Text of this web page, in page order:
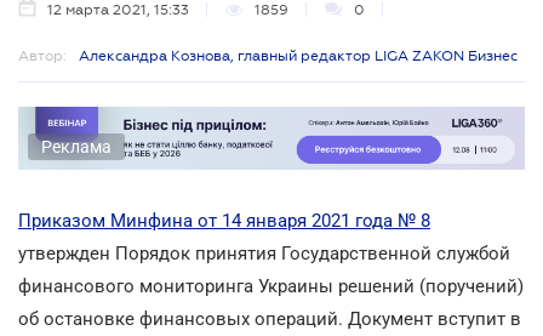
12 марта 2021, 15:33 1859 0
Автор: Александра Кознова, главный редактор LIGA ZAKON Бизнес
Реклама
Приказом Минфина от 14 января 2021 года № 8
утвержден Порядок принятия Государственной службой
финансового мониторинга Украины решений (поручений)
об остановке финансовых операций. Документ вступит в